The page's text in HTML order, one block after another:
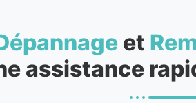
et
assistance